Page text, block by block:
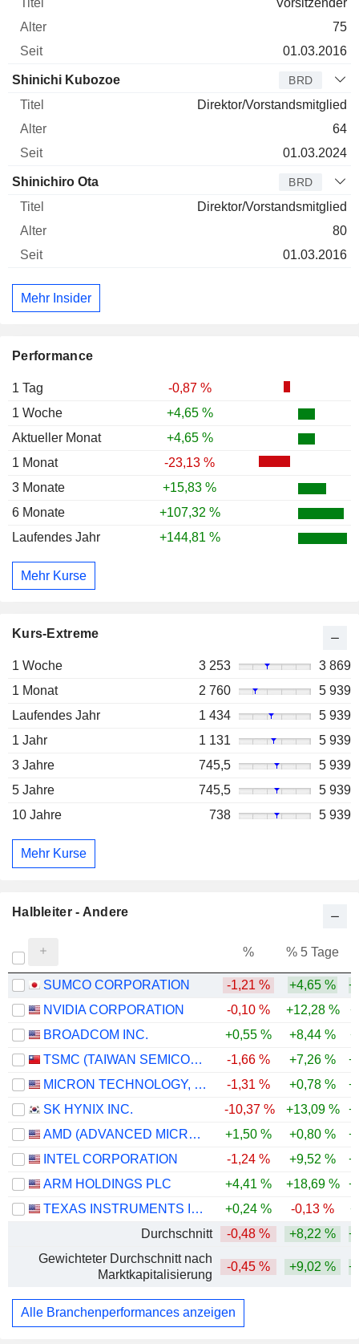
Performance
1 Tag
-0,87 %
1 Woche
+4,65 %
Aktueller Monat
+4,65 %
1 Monat
-23,13 %
3 Monate
+15,83 %
6 Monate
+107,32 %
Laufendes Jahr
+144,81 %
Mehr Kurse
Kurs-Extreme
1 Woche 3 253
3 869
1 Monat
2 760
5 939
Laufendes Jahr
1 434
5 939
1 Jahr
1 131
5 939
3 Jahre
745,5
5 939
5 Jahre
745,5
5 939
10 Jahre
738 5 939
Mehr Kurse
Vorsitzender
75
01.03.2016
Shinichi Kubozoe BRD
Direktor/Vorstandsmitglied
64
01.03.2024
Shinichiro Ota BRD
Direktor/Vorstandsmitglied
80
01.03.2016
Mehr Insider
Halbleiter - Andere
% % 5 Tage
SUMCO CORPORATION -1,21 % +4,65 %
NVIDIA CORPORATION
-0,10 % +12,28 %
BROADCOM INC.
+0,55 % +8,44 %
TSMC (TAIWAN SEMICONDUCTOR MANUFACTURING COMPANY)
-1,66 % +7,26 %
MICRON TECHNOLOGY, INC.
-1,31 % +0,78 %
SK HYNIX INC.
-10,37 % +13,09 %
AMD (ADVANCED MICRO DEVICES)
+1,50 % +0,80 %
INTEL CORPORATION
-1,24 % +9,52 %
ARM HOLDINGS PLC
+4,41 % +18,69 %
TEXAS INSTRUMENTS INCORPORATED
+0,24 % -0,13 %
Durchschnitt
-0,48 % +8,22 %
Gewichteter Durchschnitt nach
Marktkapitalisierung
-0,45 % +9,02 %
Alle Branchenperformances anzeigen